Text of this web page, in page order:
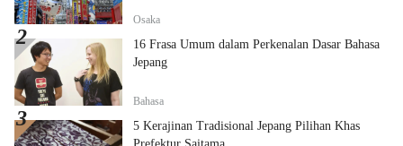
Osaka
16 Frasa Umum dalam Perkenalan Dasar Bahasa
Jepang
Bahasa
5 Kerajinan Tradisional Jepang Pilihan Khas